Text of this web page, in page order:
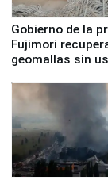
Gobierno de la
Fujimori
geomallas sin
Fenómeno El